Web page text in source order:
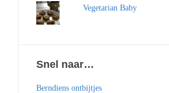
Vegetarian Baby
Snel naar…
Berndiens ontbijtjes